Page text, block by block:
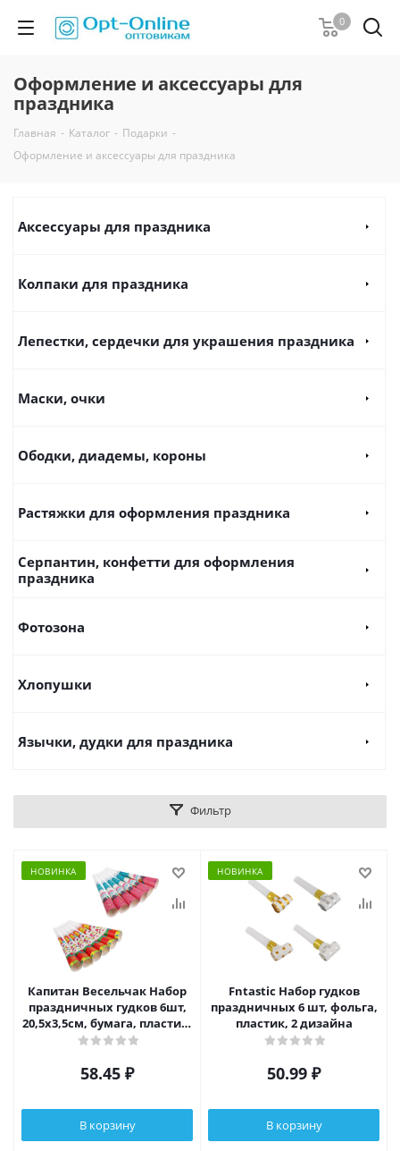
0
Оформление и аксессуары для
праздника
Главная - Каталог - Подарки -
Оформление и аксессуары для праздника
Аксессуары для праздника
Колпаки для праздника
Лепестки, сердечки для украшения праздника
Маски, очки
Ободки, диадемы, короны
Растяжки для оформления праздника
Серпантин, конфетти для оформления
праздника
Фотозона
Хлопушки
Язычки, дудки для праздника
Фильтр
НОВИНКА
Капитан Весельчак Набор
праздничных гудков 6шт,
20,5х3,5см, бумага, пластик,
2 вида, 530154/146
58.45 ₽
В корзину
НОВИНКА
Fntastic Набор гудков
праздничных 6 шт, фольга,
пластик, 2 дизайна
50.99 ₽
В корзину